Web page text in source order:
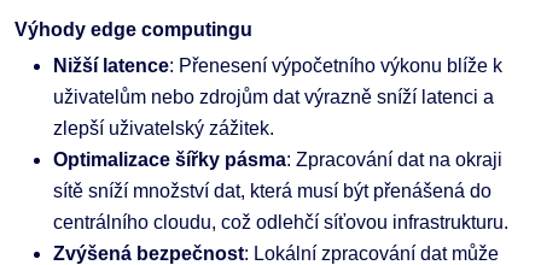
Výhody edge computingu
Nižší latence: Přenesení výpočetního výkonu blíže k
uživatelům nebo zdrojům dat výrazně sníží latenci a
zlepší uživatelský zážitek.
Optimalizace šířky pásma: Zpracování dat na okraji
sítě sníží množství dat, která musí být přenášená do
centrálního cloudu, což odlehčí síťovou infrastrukturu.
Zvýšená bezpečnost: Lokální zpracování dat může